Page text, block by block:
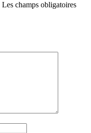
Les champs obligatoires